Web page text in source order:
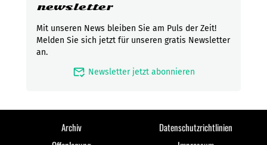
newsletter
Mit unseren News bleiben Sie am Puls der Zeit!
Melden Sie sich jetzt für unseren gratis Newsletter
an.
mark_email_read Newsletter jetzt abonnieren
Archiv
Datenschutzrichtlinien